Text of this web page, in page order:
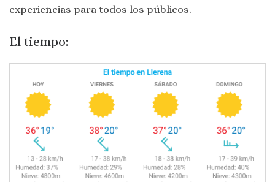
experiencias para todos los públicos.
El tiempo: